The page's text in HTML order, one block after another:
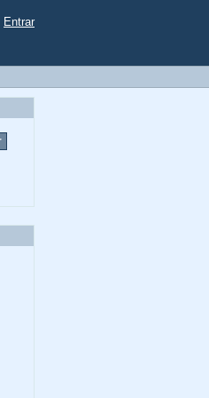
Entrar